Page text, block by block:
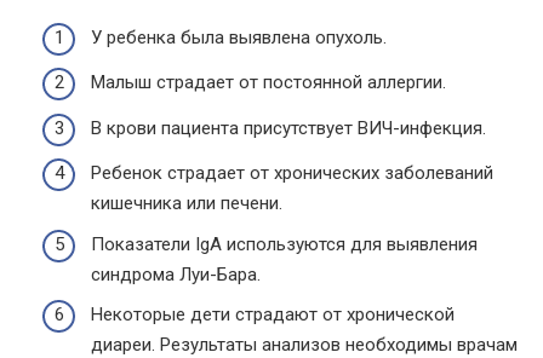
У ребенка была выявлена опухоль.
Малыш страдает от постоянной аллергии.
В крови пациента присутствует ВИЧ-инфекция.
Ребенок страдает от хронических заболеваний
кишечника или печени.
Показатели IgA используются для выявления
синдрома Луи-Бара.
Некоторые дети страдают от хронической
диареи. Результаты анализов необходимы врачам